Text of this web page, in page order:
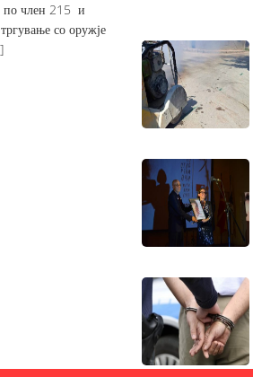
по член 215 и
со оружје